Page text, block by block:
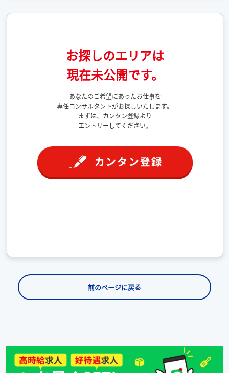
お探しのエリアは
現在未公開です。
あなたのご希望にあったお仕事を
専任コンサルタントがお探しいたします。
まずは、カンタン登録より
エントリーしてください。
前のページに戻る